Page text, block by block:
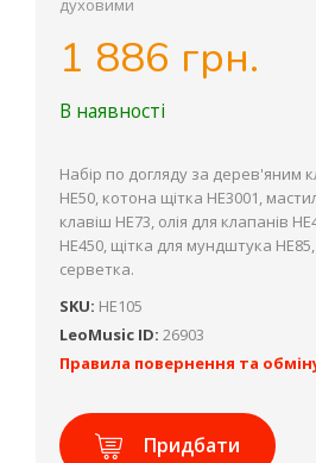
духовими
1 886 грн.
В наявності
Набір по догляду за дерев'яним
HE50, котона щітка HE3001,
клавіш HE73, олія для клапанів
HE450, щітка для мундштука
серветка.
SKU: HE105
LeoMusic ID: 26903
Правила повернення та
Придбати